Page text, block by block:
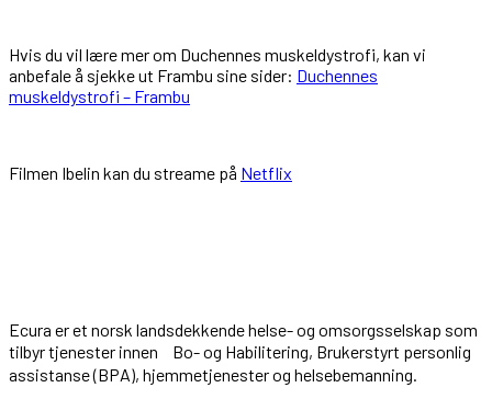
Hvis du vil lære mer om Duchennes muskeldystrofi, kan vi
anbefale å sjekke ut Frambu sine sider: Duchennes
muskeldystrofi – Frambu
Filmen Ibelin kan du streame på Netflix
Ecura er et norsk landsdekkende helse- og omsorgsselskap som
tilbyr tjenester innen Bo- og Habilitering, Brukerstyrt personlig
assistanse (BPA), hjemmetjenester og helsebemanning.